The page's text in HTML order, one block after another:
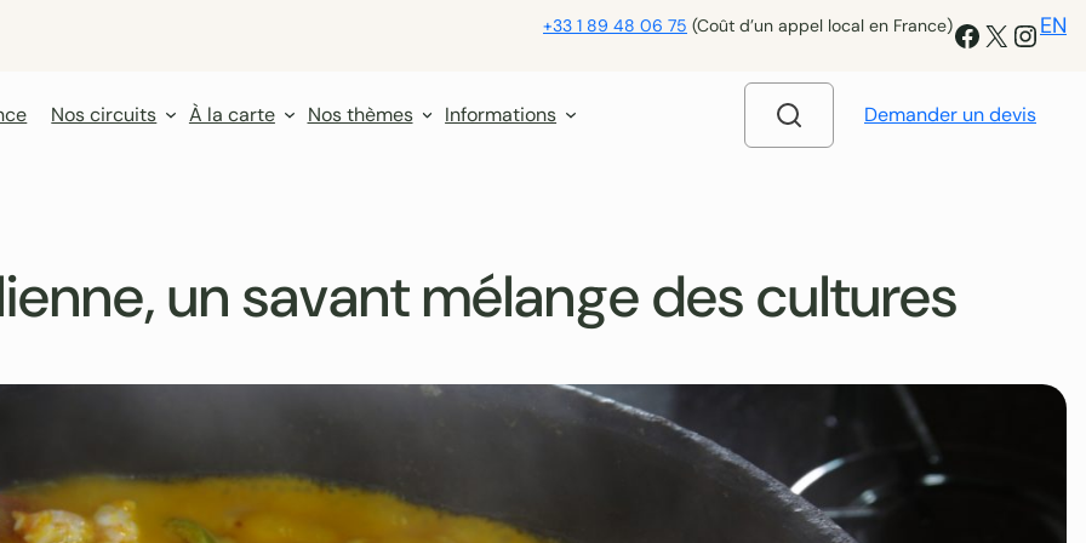
+33 1 89 48 06 75 (Coût d’un appel local en France)Facebook
X EN
Nos circuits À la carte Nos thèmes Informations Demander un devis
un savant mélange des cultures